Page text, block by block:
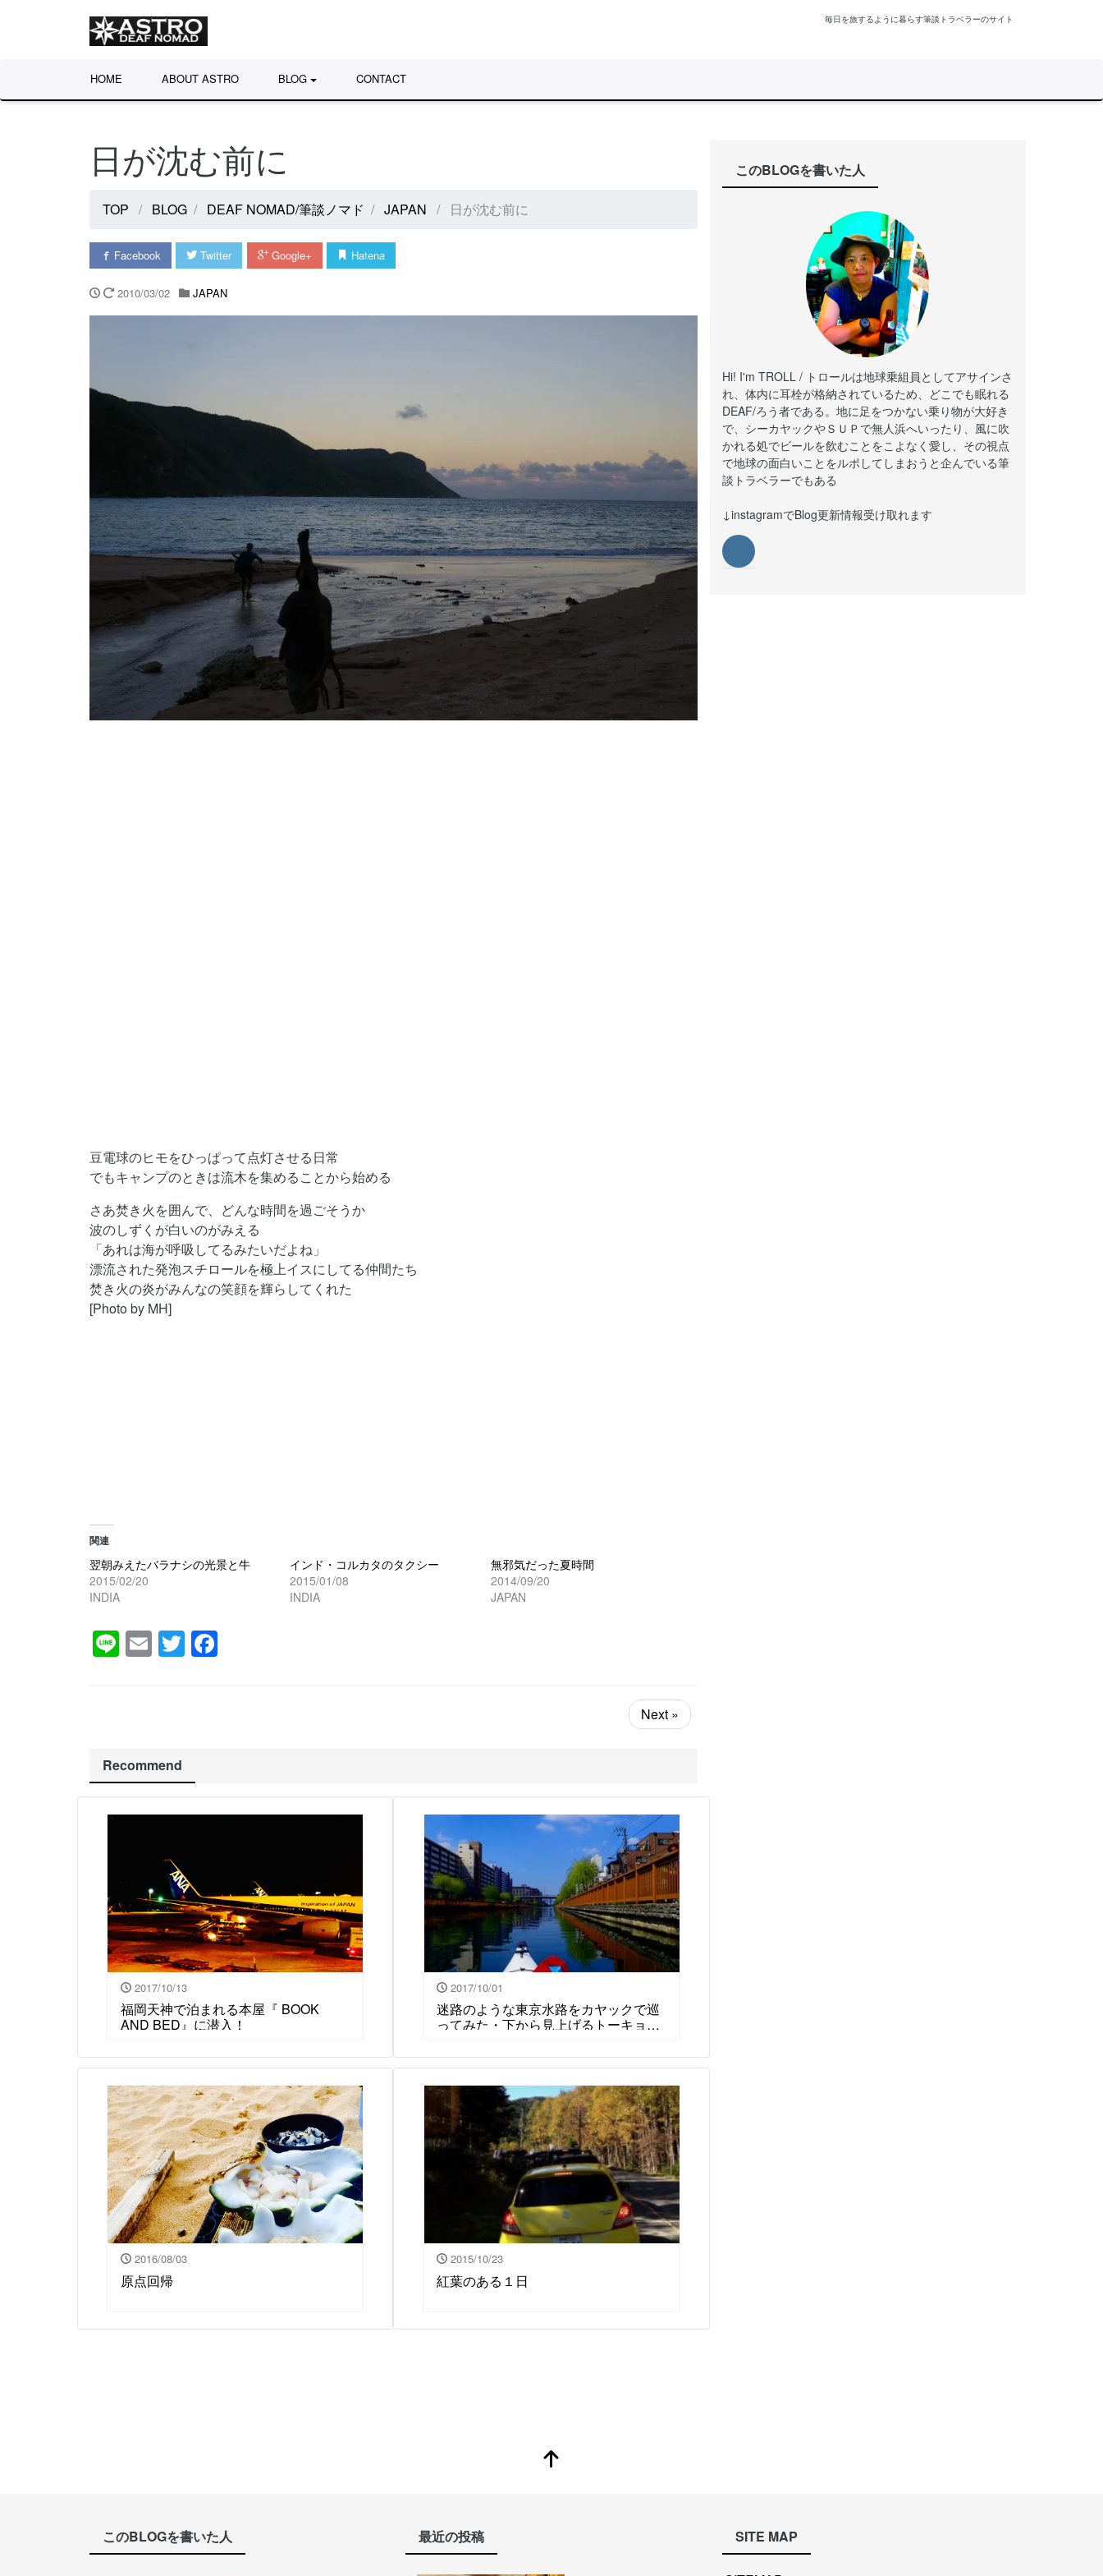
毎日を旅するように暮らす筆談トラベラーのサイト
HOME ABOUT ASTRO BLOG CONTACT
日が沈む前に
TOP BLOG DEAF NOMAD/筆談ノマド JAPAN 日が沈む前に
Facebook Twitter Google+ Hatena
2010/03/02 JAPAN
豆電球のヒモをひっぱって点灯させる日常
でもキャンプのときは流木を集めることから始める
さあ焚き火を囲んで、どんな時間を過ごそうか
波のしずくが白いのがみえる
「あれは海が呼吸してるみたいだよね」
漂流された発泡スチロールを極上イスにしてる仲間たち
焚き火の炎がみんなの笑顔を輝らしてくれた
[Photo by MH]
関連
翌朝みえたバラナシの光景と牛
2015/02/20
INDIA
インド・コルカタのタクシー
2015/01/08
INDIA
無邪気だった夏時間
2014/09/20
JAPAN
LineEmailTwitter
Next »
Recommend
2017/10/13
福岡天神で泊まれる本屋『 BOOK
AND BED』に潜入！
2017/10/01
迷路のような東京水路をカヤックで巡
ってみた・下から見上げるトーキョ
2016/08/03
原点回帰
2015/10/23
紅葉のある１日
このBLOGを書いた人
Hi! I'm TROLL / トロールは地球乗組員としてアサインさ
れ、体内に耳栓が格納されているため、どこでも眠れる
DEAF/ろう者である。地に足をつかない乗り物が大好き
で、シーカヤックやＳＵＰで無人浜へいったり、風に吹
かれる処でビールを飲むことをこよなく愛し、その視点
で地球の面白いことをルポしてしまおうと企んでいる筆
談トラベラーでもある
↓instagramでBlog更新情報受け取れます
このBLOGを書いた人 最近の投稿 SITE MAP